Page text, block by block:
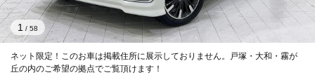
ネット限定！このお車は掲載住所に展示しておりません。戸塚・大和・霧が
丘の内のご希望の拠点でご覧頂けます！
1 / 58